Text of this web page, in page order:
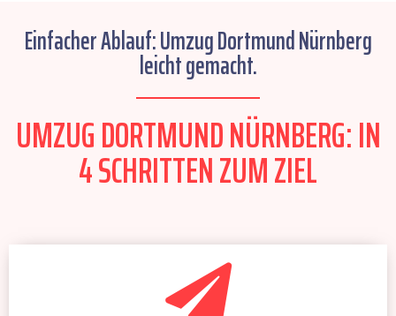
Einfacher Ablauf: Umzug Dortmund Nürnberg
leicht gemacht.
UMZUG DORTMUND NÜRNBERG: IN
4 SCHRITTEN ZUM ZIEL